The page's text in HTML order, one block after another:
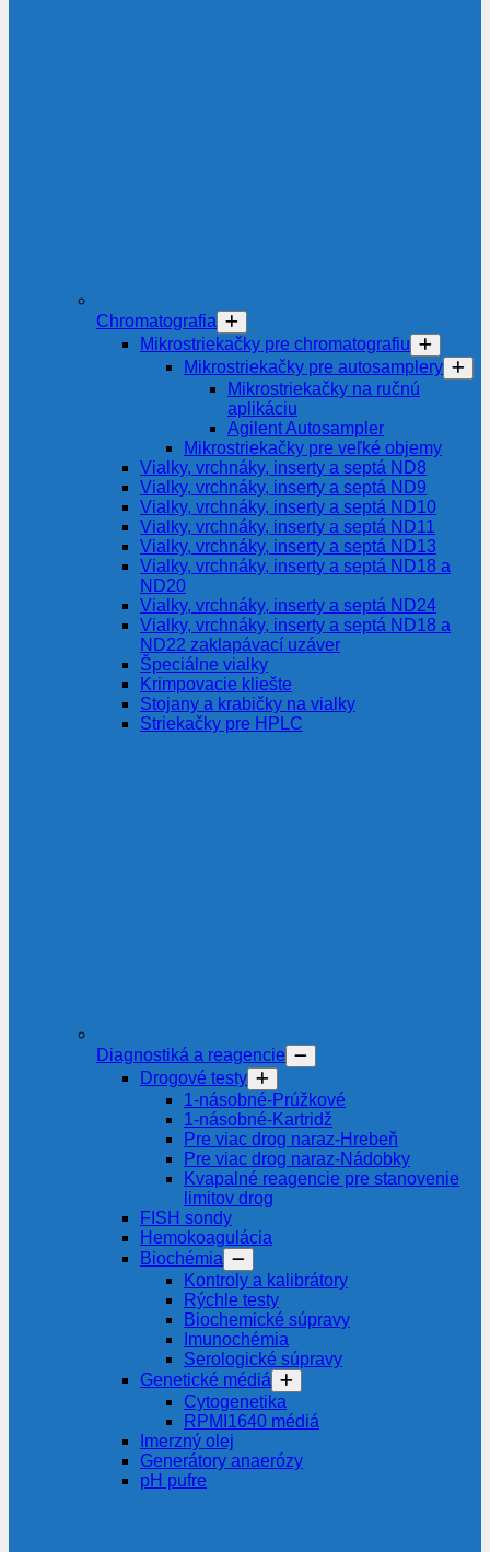
Chromatografia
Mikrostriekačky pre chromatografiu
Mikrostriekačky pre autosamplery
Mikrostriekačky na ručnú
aplikáciu
Agilent Autosampler
Mikrostriekačky pre veľké objemy
Vialky, vrchnáky, inserty a septá ND8
Vialky, vrchnáky, inserty a septá ND9
Vialky, vrchnáky, inserty a septá ND10
Vialky, vrchnáky, inserty a septá ND11
Vialky, vrchnáky, inserty a septá ND13
Vialky, vrchnáky, inserty a septá ND18 a
ND20
Vialky, vrchnáky, inserty a septá ND24
Vialky, vrchnáky, inserty a septá ND18 a
ND22 zaklapávací uzáver
Špeciálne vialky
Krimpovacie kliešte
Stojany a krabičky na vialky
Striekačky pre HPLC
Diagnostiká a reagencie
Drogové testy
1-násobné-Prúžkové
1-násobné-Kartridž
Pre viac drog naraz-Hrebeň
Pre viac drog naraz-Nádobky
Kvapalné reagencie pre stanovenie
limitov drog
FISH sondy
Hemokoagulácia
Biochémia
Kontroly a kalibrátory
Rýchle testy
Biochemické súpravy
Imunochémia
Serologické súpravy
Genetické médiá
Cytogenetika
RPMI1640 médiá
Imerzný olej
Generátory anaerózy
pH pufre